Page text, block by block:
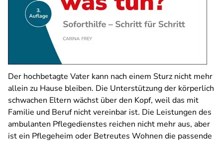
Der hochbetagte Vater kann nach einem Sturz nicht mehr
allein zu Hause bleiben. Die Unterstützung der körperlich
schwachen Eltern wächst über den Kopf, weil das mit
Familie und Beruf nicht vereinbar ist. Die Leistungen des
ambulanten Pflegedienstes reichen nicht mehr aus, aber
ist ein Pflegeheim oder Betreutes Wohnen die passende